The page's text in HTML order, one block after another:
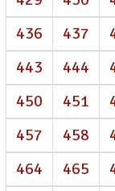
436
437
443
444
450
451
457
458
464
465